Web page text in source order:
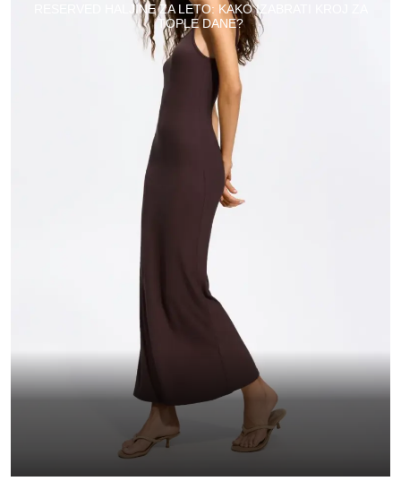
RESERVED HALJINE ZA LETO: KAKO IZABRATI KROJ ZA
TOPLE DANE?